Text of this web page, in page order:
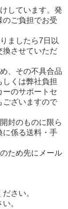
しています。発
のご負担でお受
ましたら7日以
換させていただ
、その不具合品
くは弊社負担
ーのサポートセ
ございますので
封のものに限ら
に係る送料・手
ため先にメール
さい。
。